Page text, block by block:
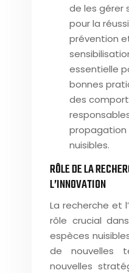
de les gérer
pour la
prévention
essentielle
bonnes
des
propagation
nuisibles.
RÔLE DE LA
L’INNOVATION
La recherche et
rôle crucial
espèces
de nouvelles
nouvelles